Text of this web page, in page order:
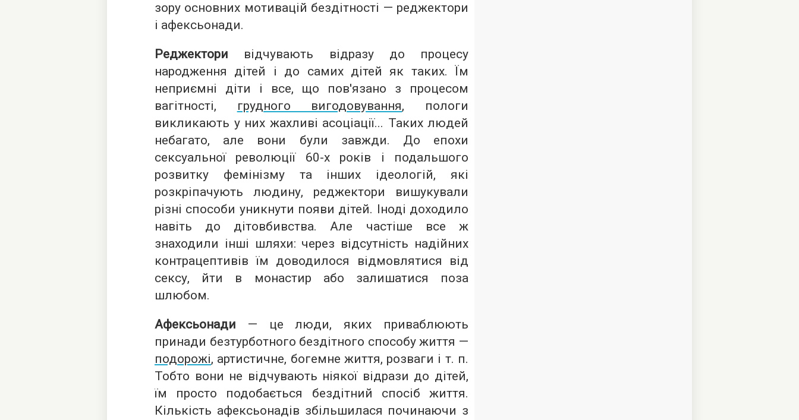
зору основних мотивацій бездітності — реджектори
і афексьонади.
Реджектори відчувають відразу до процесу
народження дітей і до самих дітей як таких. Їм
неприємні діти і все, що пов'язано з процесом
вагітності, грудного вигодовування, пологи
викликають у них жахливі асоціації... Таких людей
небагато, але вони були завжди. До епохи
сексуальної революції 60-х років і подальшого
розвитку фемінізму та інших ідеологій, які
розкріпачують людину, реджектори вишукували
різні способи уникнути появи дітей. Іноді доходило
навіть до дітовбивства. Але частіше все ж
знаходили інші шляхи: через відсутність надійних
контрацептивів їм доводилося відмовлятися від
сексу, йти в монастир або залишатися поза
шлюбом.
Афексьонади — це люди, яких приваблюють
принади безтурботного бездітного способу життя —
подорожі, артистичне, богемне життя, розваги і т. п.
Тобто вони не відчувають ніякої відрази до дітей,
їм просто подобається бездітний спосіб життя.
Кількість афексьонадів збільшилася починаючи з